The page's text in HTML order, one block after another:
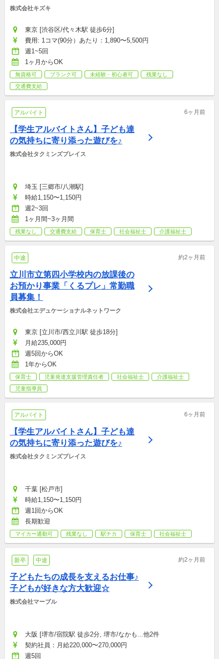
株式会社キズキ
東京 [渋谷区/代々木駅 徒歩6分]
費用: 1コマ(90分）あたり：1,890〜5,500円
週1~5回
1ヶ月からOK
無資格可 ブランク可 未経験・初心者可
残業なし
交通費支給
アルバイト 6ヶ月前
【学生アルバイトさん】子ども達
の気持ちに寄り添った遊びを♪
株式会社タクミンズプレイス
埼玉 [三郷市/八潮駅]
時給1,150〜1,150円
週2~3回
1ヶ月間~3ヶ月間
残業なし 交通費支給 保育士 社会福祉士 介護福祉士
中途 約2ヶ月前
立川市立第四小学校内の放課後の
お預かり事業「くるプレ」常勤職
員募集！
株式会社エデュケーショナルネットワーク
東京 [立川市/西立川駅 徒歩18分]
月給235,000円
週5回からOK
1年からOK
保育士 児童発達支援管理責任者 社会福祉士
介護福祉士
児童指導員
アルバイト 6ヶ月前
【学生アルバイトさん】子ども達
の気持ちに寄り添った遊びを♪
株式会社タクミンズプレイス
千葉 [松戸市]
時給1,150〜1,150円
週1回からOK
長期歓迎
マイカー通勤可 残業なし 駅チカ 保育士 社会福祉士
新卒 中途 約2ヶ月前
子どもたちの成長を支えるお仕事♪
子どもが好きな方大歓迎☆
株式会社マーブル
大阪 [堺市/宿院駅 徒歩2分, 堺市/なかも...他2件
契約社員：月給220,000〜270,000円
週5回